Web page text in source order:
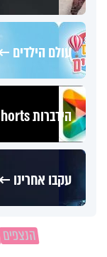
עולם הילדים
הידברות Shorts ←
עקבו אחרינו
הנצפים